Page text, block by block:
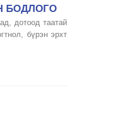
БОДЛОГО
дотоод таатай
бүрэн эрхт